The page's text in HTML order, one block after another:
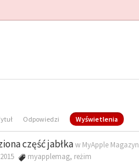
Odpowiedzi Wyświetlenia
część jabłkaw MyApple Magazyn
myapplemag, reżim